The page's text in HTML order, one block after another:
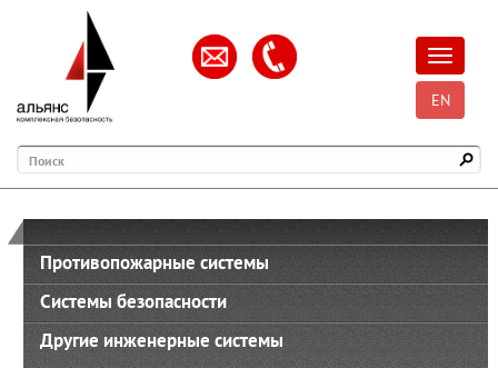
EN
Поиск
Противопожарные системы
Системы безопасности
Другие инженерные системы